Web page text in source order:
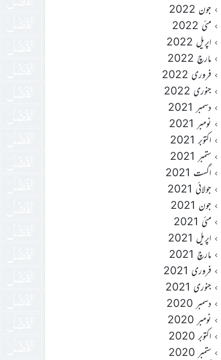
جون 2022
مئی 2022
اپریل 2022
مارچ 2022
فروری 2022
جنوری 2022
دسمبر 2021
نومبر 2021
اکتوبر 2021
ستمبر 2021
اگست 2021
جولائی 2021
جون 2021
مئی 2021
اپریل 2021
مارچ 2021
فروری 2021
جنوری 2021
دسمبر 2020
نومبر 2020
اکتوبر 2020
ستمبر 2020